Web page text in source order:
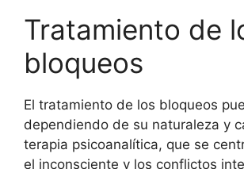
Tratamiento de
bloqueos
El tratamiento de los bloqueos
dependiendo de su naturaleza y
terapia psicoanalítica, que se
el inconsciente y los conflictos